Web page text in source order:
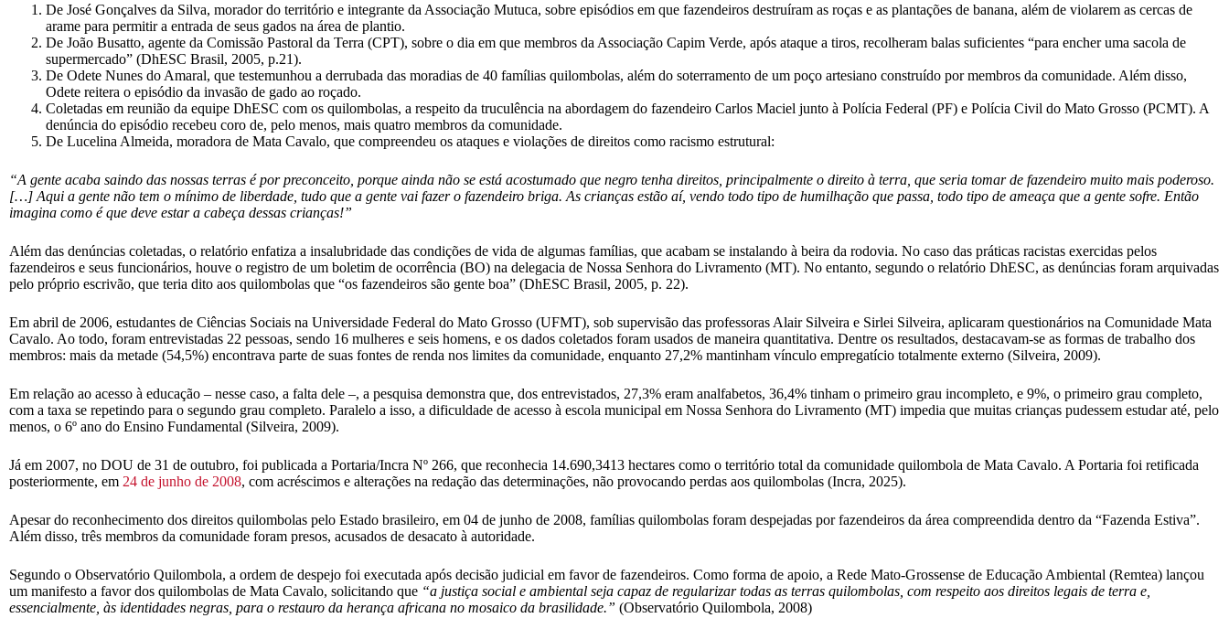
De José Gonçalves da Silva, morador do território e integrante da Associação Mutuca, sobre episódios em que fazendeiros destruíram as roças e as plantações de banana, além de violarem as cercas de
arame para permitir a entrada de seus gados na área de plantio.
De João Busatto, agente da Comissão Pastoral da Terra (CPT), sobre o dia em que membros da Associação Capim Verde, após ataque a tiros, recolheram balas suficientes “para encher uma sacola de
supermercado” (DhESC Brasil, 2005, p.21).
De Odete Nunes do Amaral, que testemunhou a derrubada das moradias de 40 famílias quilombolas, além do soterramento de um poço artesiano construído por membros da comunidade. Além disso,
Odete reitera o episódio da invasão de gado ao roçado.
Coletadas em reunião da equipe DhESC com os quilombolas, a respeito da truculência na abordagem do fazendeiro Carlos Maciel junto à Polícia Federal (PF) e Polícia Civil do Mato Grosso (PCMT). A
denúncia do episódio recebeu coro de, pelo menos, mais quatro membros da comunidade.
De Lucelina Almeida, moradora de Mata Cavalo, que compreendeu os ataques e violações de direitos como racismo estrutural:
“A gente acaba saindo das nossas terras é por preconceito, porque ainda não se está acostumado que negro tenha direitos, principalmente o direito à terra, que seria tomar de fazendeiro muito mais poderoso.
[…] Aqui a gente não tem o mínimo de liberdade, tudo que a gente vai fazer o fazendeiro briga. As crianças estão aí, vendo todo tipo de humilhação que passa, todo tipo de ameaça que a gente sofre. Então
imagina como é que deve estar a cabeça dessas crianças!”
Além das denúncias coletadas, o relatório enfatiza a insalubridade das condições de vida de algumas famílias, que acabam se instalando à beira da rodovia. No caso das práticas racistas exercidas pelos
fazendeiros e seus funcionários, houve o registro de um boletim de ocorrência (BO) na delegacia de Nossa Senhora do Livramento (MT). No entanto, segundo o relatório DhESC, as denúncias foram arquivadas
pelo próprio escrivão, que teria dito aos quilombolas que “os fazendeiros são gente boa” (DhESC Brasil, 2005, p. 22).
Em abril de 2006, estudantes de Ciências Sociais na Universidade Federal do Mato Grosso (UFMT), sob supervisão das professoras Alair Silveira e Sirlei Silveira, aplicaram questionários na Comunidade Mata
Cavalo. Ao todo, foram entrevistadas 22 pessoas, sendo 16 mulheres e seis homens, e os dados coletados foram usados de maneira quantitativa. Dentre os resultados, destacavam-se as formas de trabalho dos
membros: mais da metade (54,5%) encontrava parte de suas fontes de renda nos limites da comunidade, enquanto 27,2% mantinham vínculo empregatício totalmente externo (Silveira, 2009).
Em relação ao acesso à educação – nesse caso, a falta dele –, a pesquisa demonstra que, dos entrevistados, 27,3% eram analfabetos, 36,4% tinham o primeiro grau incompleto, e 9%, o primeiro grau completo,
com a taxa se repetindo para o segundo grau completo. Paralelo a isso, a dificuldade de acesso à escola municipal em Nossa Senhora do Livramento (MT) impedia que muitas crianças pudessem estudar até, pelo
menos, o 6º ano do Ensino Fundamental (Silveira, 2009).
Já em 2007, no DOU de 31 de outubro, foi publicada a Portaria/Incra Nº 266, que reconhecia 14.690,3413 hectares como o território total da comunidade quilombola de Mata Cavalo. A Portaria foi retificada
posteriormente, em 24 de junho de 2008, com acréscimos e alterações na redação das determinações, não provocando perdas aos quilombolas (Incra, 2025).
Apesar do reconhecimento dos direitos quilombolas pelo Estado brasileiro, em 04 de junho de 2008, famílias quilombolas foram despejadas por fazendeiros da área compreendida dentro da “Fazenda Estiva”.
Além disso, três membros da comunidade foram presos, acusados de desacato à autoridade.
Segundo o Observatório Quilombola, a ordem de despejo foi executada após decisão judicial em favor de fazendeiros. Como forma de apoio, a Rede Mato-Grossense de Educação Ambiental (Remtea) lançou
um manifesto a favor dos quilombolas de Mata Cavalo, solicitando que “a justiça social e ambiental seja capaz de regularizar todas as terras quilombolas, com respeito aos direitos legais de terra e,
essencialmente, às identidades negras, para o restauro da herança africana no mosaico da brasilidade.” (Observatório Quilombola, 2008)